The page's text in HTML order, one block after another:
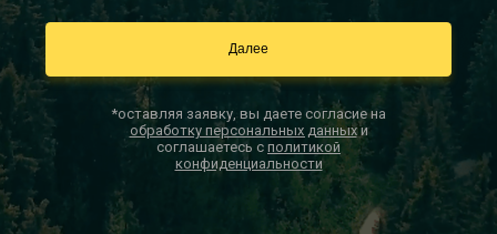
*оставляя заявку, вы даете согласие на
обработку персональных данныхи
соглашаетесь с политикой
конфиденциальности